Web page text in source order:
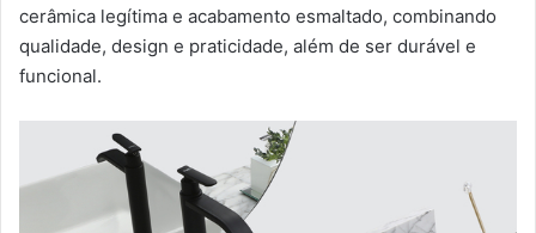
cerâmica legítima e acabamento esmaltado, combinando
qualidade, design e praticidade, além de ser durável e
funcional.